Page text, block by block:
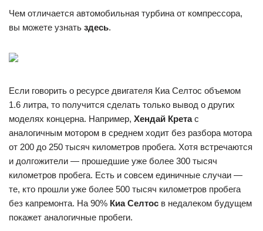
Чем отличается автомобильная турбина от компрессора,
вы можете узнать здесь.
Если говорить о ресурсе двигателя Киа Селтос объемом
1.6 литра, то получится сделать только вывод о других
моделях концерна. Например, Хендай Кретас
аналогичным мотором в среднем ходит без разбора мотора
от 200 до 250 тысяч километров пробега. Хотя встречаются
и долгожители — прошедшие уже более 300 тысяч
километров пробега. Есть и совсем единичные случаи —
те, кто прошли уже более 500 тысяч километров пробега
без капремонта. На 90% Киа Селтос в недалеком будущем
покажет аналогичные пробеги.